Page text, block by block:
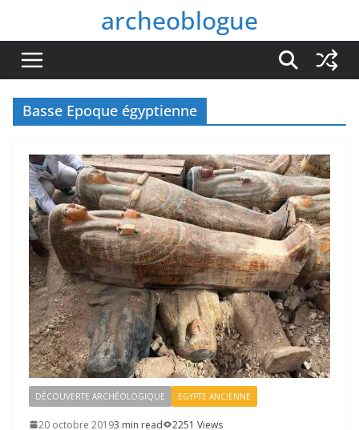
contenu
archeoblogue
Basse Epoque égyptienne
DÉCOUVERTE ARCHÉOLOGIQUE EGYPTE ANCIENNE
20 octobre 20193 min read
2251 Views